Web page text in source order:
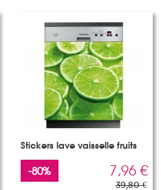
Stickers lave vaisselle fruits
-80% 7,96 €
39,80 €